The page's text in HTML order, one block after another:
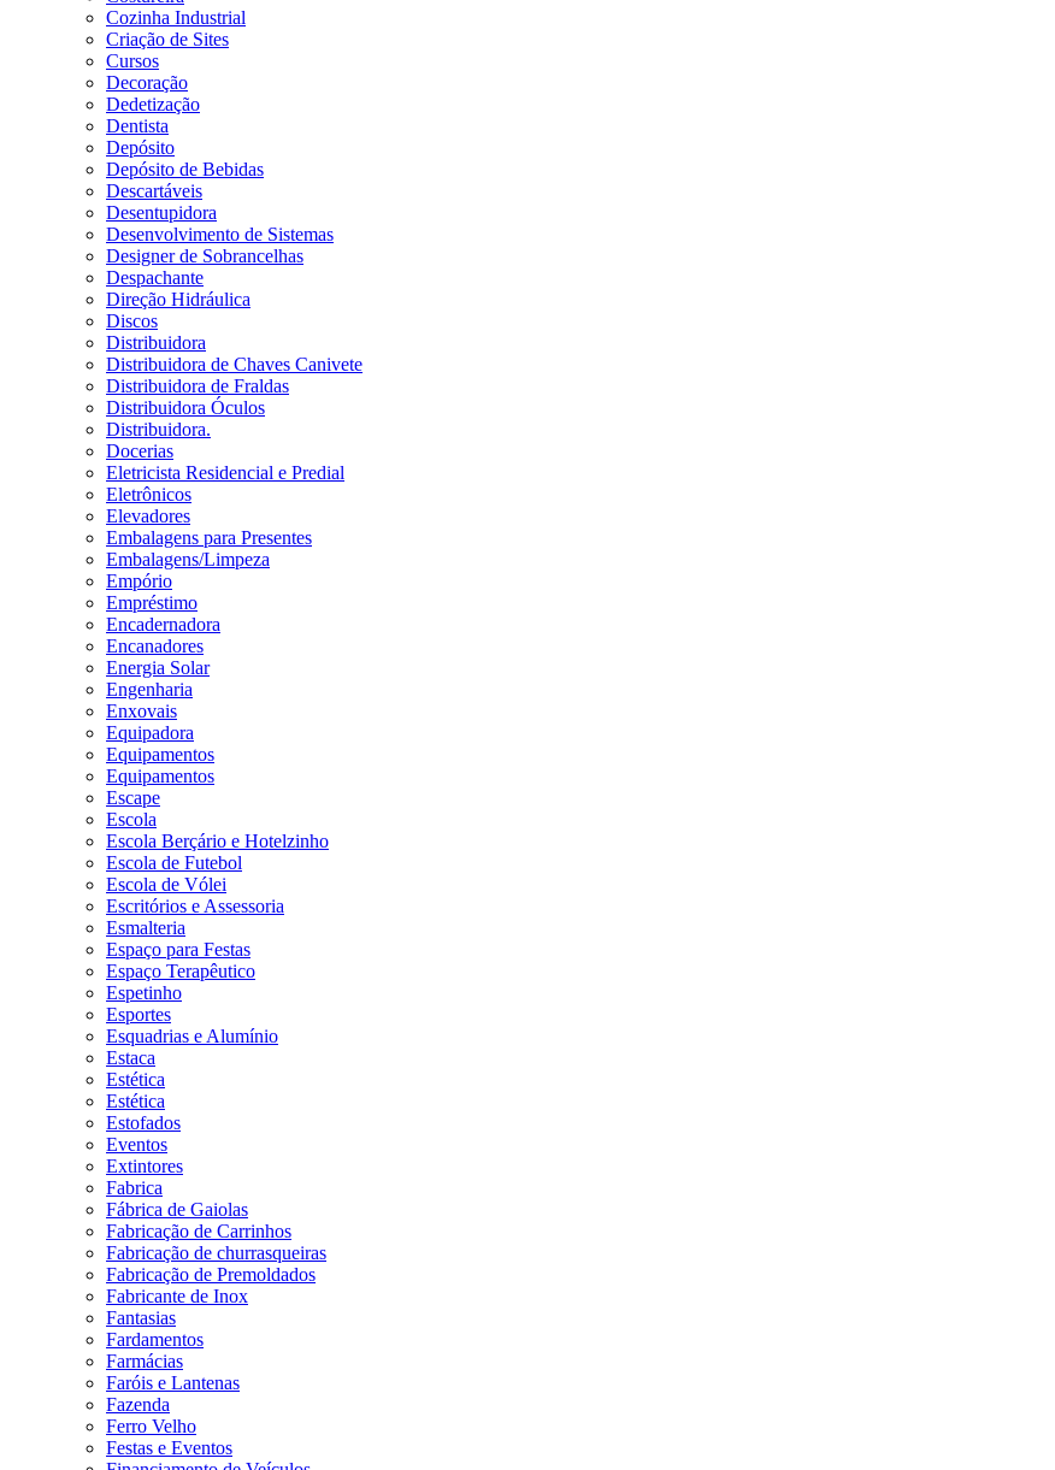
Cozinha Industrial
Criação de Sites
Cursos
Decoração
Dedetização
Dentista
Depósito
Depósito de Bebidas
Descartáveis
Desentupidora
Desenvolvimento de Sistemas
Designer de Sobrancelhas
Despachante
Direção Hidráulica
Discos
Distribuidora
Distribuidora de Chaves Canivete
Distribuidora de Fraldas
Distribuidora Óculos
Distribuidora.
Docerias
Eletricista Residencial e Predial
Eletrônicos
Elevadores
Embalagens para Presentes
Embalagens/Limpeza
Empório
Empréstimo
Encadernadora
Encanadores
Energia Solar
Engenharia
Enxovais
Equipadora
Equipamentos
Equipamentos
Escape
Escola
Escola Berçário e Hotelzinho
Escola de Futebol
Escola de Vólei
Escritórios e Assessoria
Esmalteria
Espaço para Festas
Espaço Terapêutico
Espetinho
Esportes
Esquadrias e Alumínio
Estaca
Estética
Estética
Estofados
Eventos
Extintores
Fabrica
Fábrica de Gaiolas
Fabricação de Carrinhos
Fabricação de churrasqueiras
Fabricação de Premoldados
Fabricante de Inox
Fantasias
Fardamentos
Farmácias
Faróis e Lantenas
Fazenda
Ferro Velho
Festas e Eventos